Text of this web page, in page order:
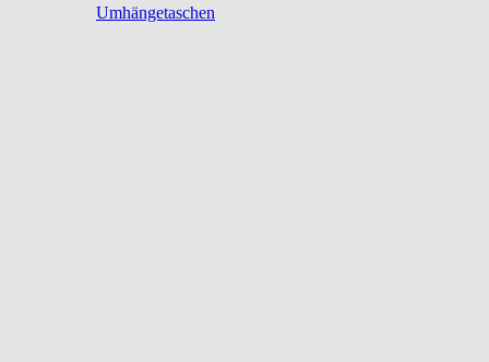
Umhängetaschen